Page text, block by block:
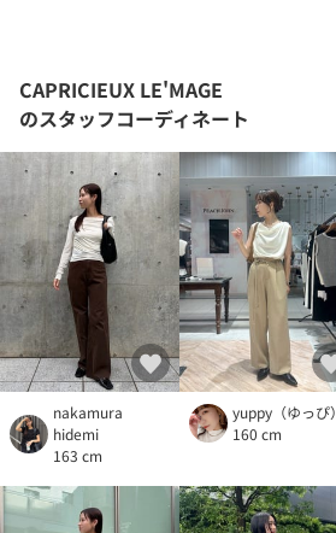
CAPRICIEUX LE'MAGE
のスタッフコーディネート
nakamura
hidemi
163 cm
yuppy（ゆっぴ）
160 cm